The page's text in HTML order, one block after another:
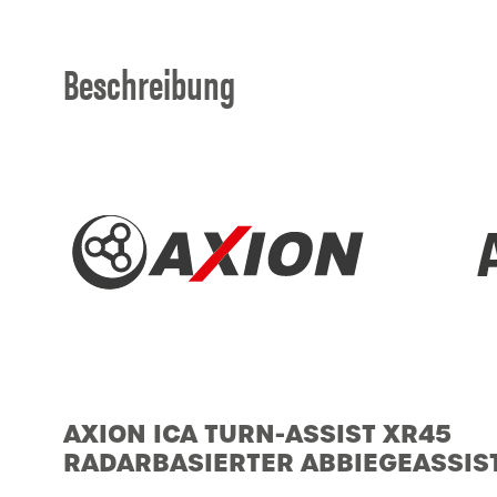
Beschreibung
AXION ICA TURN-ASSIST XR45
RADARBASIERTER